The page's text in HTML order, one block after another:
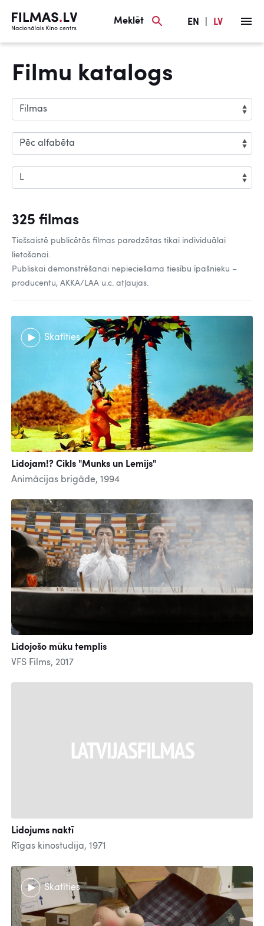
Meklēt EN LV
Filmu katalogs
325 filmas
Tiešsaistē publicētās filmas paredzētas tikai individuālai
lietošanai.
Publiskai demonstrēšanai nepieciešama tiesību īpašnieku –
producentu, AKKA/LAA u.c. atļaujas.
Skatīties
Lidojam!? Cikls "Munks un Lemijs"
Animācijas brigāde, 1994
Lidojošo mūku templis
VFS Films, 2017
Lidojums naktī
Rīgas kinostudija, 1971
Skatīties